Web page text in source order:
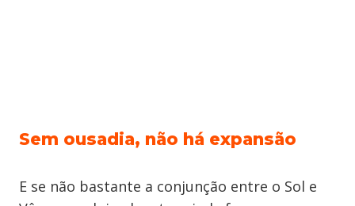
Sem ousadia, não há expansão
E se não bastante a conjunção entre o Sol e